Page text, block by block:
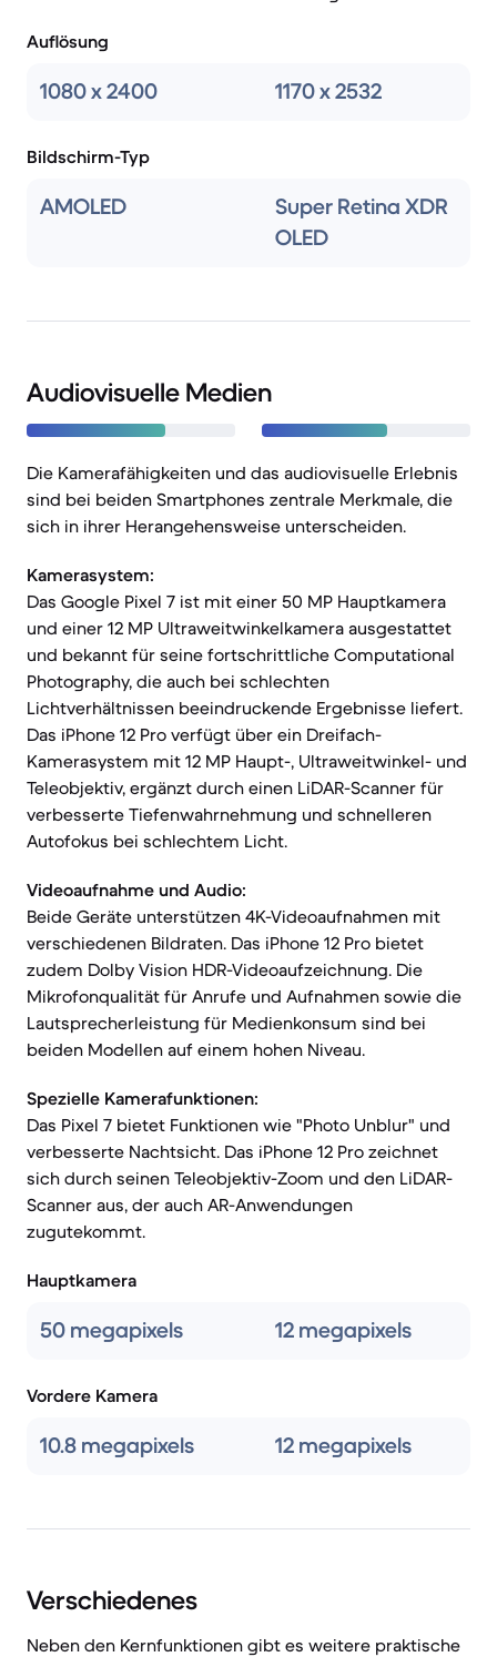
Auflösung
1080 x 2400 1170 x 2532
Bildschirm-Typ
AMOLED
Super Retina XDR
OLED
Audiovisuelle Medien
Die Kamerafähigkeiten und das audiovisuelle Erlebnis
sind bei beiden Smartphones zentrale Merkmale, die
sich in ihrer Herangehensweise unterscheiden.
Kamerasystem:
Das Google Pixel 7 ist mit einer 50 MP Hauptkamera
und einer 12 MP Ultraweitwinkelkamera ausgestattet
und bekannt für seine fortschrittliche Computational
Photography, die auch bei schlechten
Lichtverhältnissen beeindruckende Ergebnisse liefert.
Das iPhone 12 Pro verfügt über ein Dreifach-
Kamerasystem mit 12 MP Haupt-, Ultraweitwinkel- und
Teleobjektiv, ergänzt durch einen LiDAR-Scanner für
verbesserte Tiefenwahrnehmung und schnelleren
Autofokus bei schlechtem Licht.
Videoaufnahme und Audio:
Beide Geräte unterstützen 4K-Videoaufnahmen mit
verschiedenen Bildraten. Das iPhone 12 Pro bietet
zudem Dolby Vision HDR-Videoaufzeichnung. Die
Mikrofonqualität für Anrufe und Aufnahmen sowie die
Lautsprecherleistung für Medienkonsum sind bei
beiden Modellen auf einem hohen Niveau.
Spezielle Kamerafunktionen:
Das Pixel 7 bietet Funktionen wie "Photo Unblur" und
verbesserte Nachtsicht. Das iPhone 12 Pro zeichnet
sich durch seinen Teleobjektiv-Zoom und den LiDAR-
Scanner aus, der auch AR-Anwendungen
zugutekommt.
Hauptkamera
50 megapixels 12 megapixels
Vordere Kamera
10.8 megapixels 12 megapixels
Verschiedenes
Neben den Kernfunktionen gibt es weitere praktische